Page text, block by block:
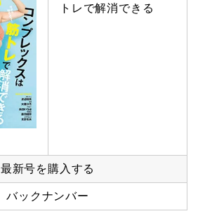
トレで解消できる
最新号を購入する
バックナンバー